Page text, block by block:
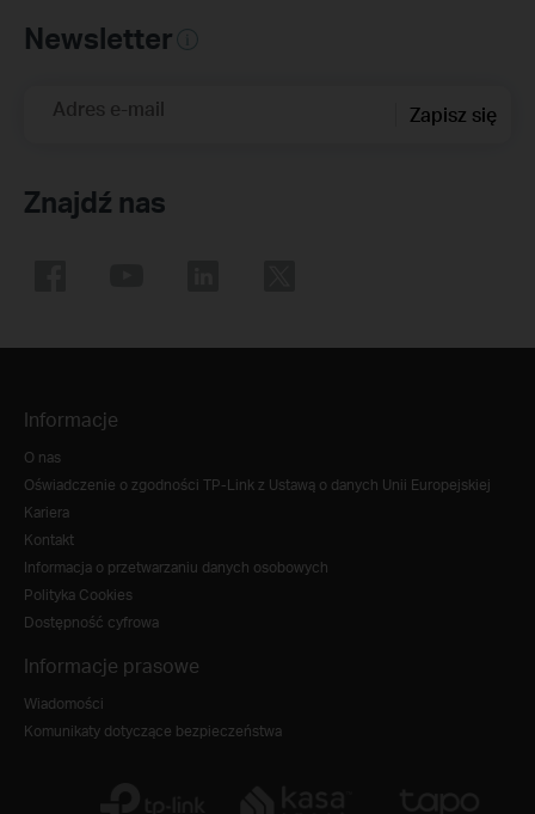
Newsletter
Adres e-mail Zapisz się
Znajdź nas
Informacje
O nas
Oświadczenie o zgodności TP-Link z Ustawą o danych Unii Europejskiej
Kariera
Kontakt
Informacja o przetwarzaniu danych osobowych
Polityka Cookies
Dostępność cyfrowa
Informacje prasowe
Wiadomości
Komunikaty dotyczące bezpieczeństwa